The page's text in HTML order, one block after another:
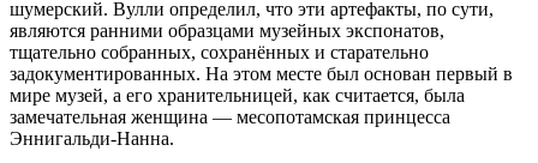
шумерский. Вулли определил, что эти артефакты, по сути,
являются ранними образцами музейных экспонатов,
тщательно собранных, сохранённых и старательно
задокументированных. На этом месте был основан первый в
мире музей, а его хранительницей, как считается, была
замечательная женщина — месопотамская принцесса
Эннигальди-Нанна.